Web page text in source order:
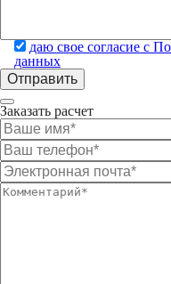
даю свое согласие с
данных
Заказать расчет